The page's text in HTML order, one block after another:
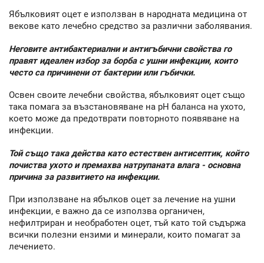
Ябълковият оцет е използван в народната медицина от
векове като лечебно средство за различни заболявания.
Неговите антибактериални и антигъбични свойства го
правят идеален избор за борба с ушни инфекции, които
често са причинени от бактерии или гъбички.
Освен своите лечебни свойства, ябълковият оцет също
така помага за възстановяване на pH баланса на ухото,
което може да предотврати повторното появяване на
инфекции.
Той също така действа като естествен антисептик, който
почиства ухото и премахва натрупаната влага - основна
причина за развитието на инфекции.
При използване на ябълков оцет за лечение на ушни
инфекции, е важно да се използва органичен,
нефилтриран и необработен оцет, тъй като той съдържа
всички полезни ензими и минерали, които помагат за
лечението.